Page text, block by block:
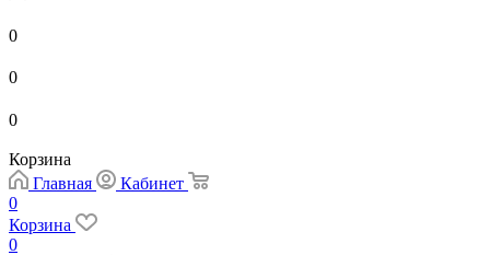
0
0
0
Корзина
Главная
Кабинет
0
Корзина
0